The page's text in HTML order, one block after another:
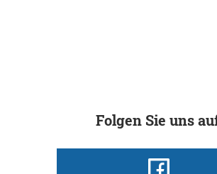
Folgen Sie uns